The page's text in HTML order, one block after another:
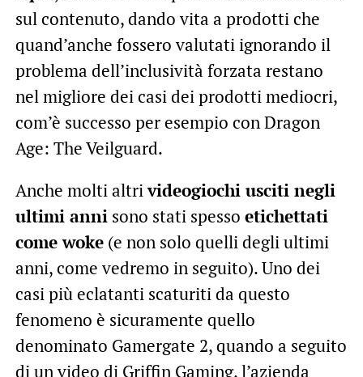
sul contenuto, dando vita a prodotti che
quand’anche fossero valutati ignorando il
problema dell’inclusività forzata restano
nel migliore dei casi dei prodotti mediocri,
com’è successo per esempio con Dragon
Age: The Veilguard.
Anche molti altrivideogiochi usciti negli
ultimi anni sono stati spesso etichettati
come woke(e non solo quelli degli ultimi
anni, come vedremo in seguito). Uno dei
casi più eclatanti scaturiti da questo
fenomeno è sicuramente quello
denominato Gamergate 2, quando a seguito
di un video di Griffin Gaming, l’azienda